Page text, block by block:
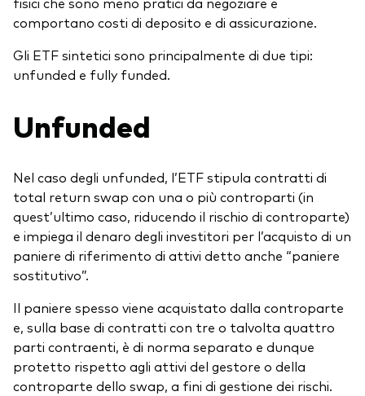
comportano costi di deposito e di assicurazione.
Gli ETF sintetici sono principalmente di due tipi:
unfunded e fully funded.
Unfunded
Nel caso degli unfunded, l’ETF stipula contratti di
total return swap con una o più controparti (in
quest’ultimo caso, riducendo il rischio di controparte)
e impiega il denaro degli investitori per l’acquisto di un
paniere di riferimento di attivi detto anche “paniere
sostitutivo”.
Il paniere spesso viene acquistato dalla controparte
e, sulla base di contratti con tre o talvolta quattro
parti contraenti, è di norma separato e dunque
protetto rispetto agli attivi del gestore o della
controparte dello swap, a fini di gestione dei rischi.